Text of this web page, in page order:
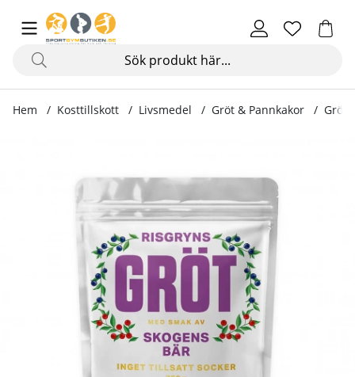
Hem Kosttillskott Livsmedel Gröt & Pannkakor